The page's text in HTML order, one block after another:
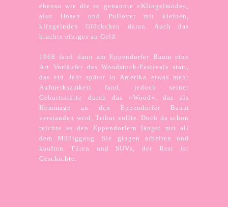
ebenso wie die so genannte »Klingelmode«,
also Hosen und Pullover mit kleinen,
klingelnden Glöckchen daran. Auch das
brachte einiges an Geld.
1968 fand dann am Eppendorfer Baum eine
Art Vorläufer des Woodstock-Festivals statt,
das ein Jahr später in Amerika etwas mehr
Aufmerksamkeit fand, jedoch seiner
Geburtsstätte durch das »Wood«, das als
Hommage an den Eppendorfer Baum
verstanden wird, Tribut zollte. Doch da schon
reichte es den Eppendorfern längst mit all
dem Müßiggang. Sie gingen arbeiten und
kauften Türen und SUVs, der Rest ist
Geschichte.